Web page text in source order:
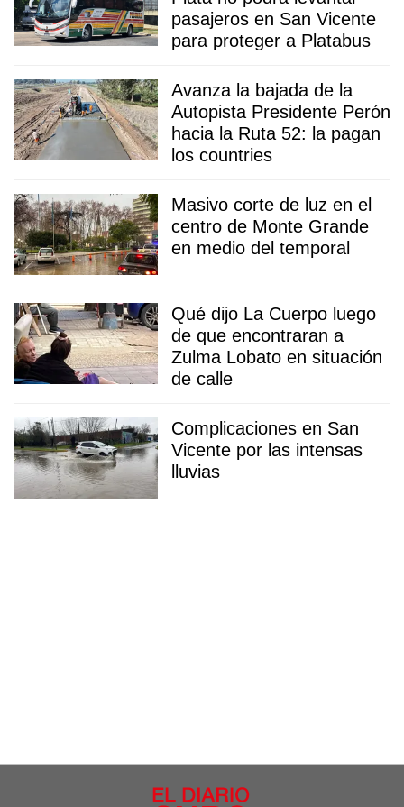
pasajeros en San Vicente
para proteger a Platabus
Avanza la bajada de la
Autopista Presidente Perón
hacia la Ruta 52: la pagan
los countries
Masivo corte de luz en el
centro de Monte Grande
en medio del temporal
Qué dijo La Cuerpo luego
de que encontraran a
Zulma Lobato en situación
de calle
Complicaciones en San
Vicente por las intensas
lluvias